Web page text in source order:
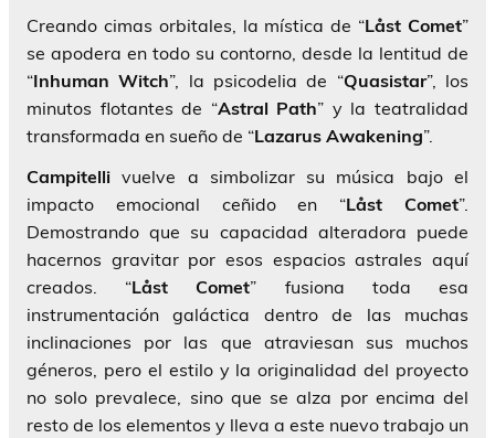
Creando cimas orbitales, la mística de “Låst Comet”
se apodera en todo su contorno, desde la lentitud de
“Inhuman Witch”, la psicodelia de “Quasistar”, los
minutos flotantes de “Astral Path” y la teatralidad
transformada en sueño de “Lazarus Awakening”.
Campitelli vuelve a simbolizar su música bajo el
impacto emocional ceñido en “Låst Comet”.
Demostrando que su capacidad alteradora puede
hacernos gravitar por esos espacios astrales aquí
creados. “Låst Comet” fusiona toda esa
instrumentación galáctica dentro de las muchas
inclinaciones por las que atraviesan sus muchos
géneros, pero el estilo y la originalidad del proyecto
no solo prevalece, sino que se alza por encima del
resto de los elementos y lleva a este nuevo trabajo un